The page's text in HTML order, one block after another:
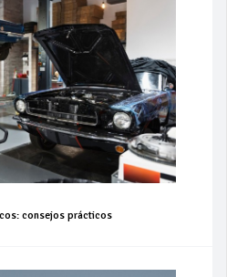
consejos prácticos